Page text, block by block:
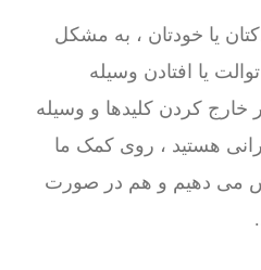
یا خودتان ، به مشکل
یا افتادن وسیله
خارج کردن کلیدها و وسیله
هستید ، روی کمک ما
می دهیم و هم در صورت